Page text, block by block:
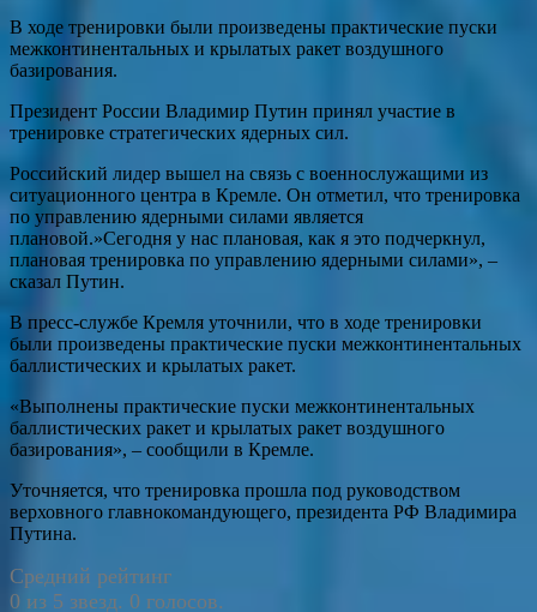
В ходе тренировки были произведены практические пуски
межконтинентальных и крылатых ракет воздушного
базирования.
Президент России Владимир Путин принял участие в
тренировке стратегических ядерных сил.
Российский лидер вышел на связь с военнослужащими из
ситуационного центра в Кремле. Он отметил, что тренировка
по управлению ядерными силами является
плановой.»Сегодня у нас плановая, как я это подчеркнул,
плановая тренировка по управлению ядерными силами», –
сказал Путин.
В пресс-службе Кремля уточнили, что в ходе тренировки
были произведены практические пуски межконтинентальных
баллистических и крылатых ракет.
«Выполнены практические пуски межконтинентальных
баллистических ракет и крылатых ракет воздушного
базирования», – сообщили в Кремле.
Уточняется, что тренировка прошла под руководством
верховного главнокомандующего, президента РФ Владимира
Путина.
Средний рейтинг
0 из 5 звезд. 0 голосов.